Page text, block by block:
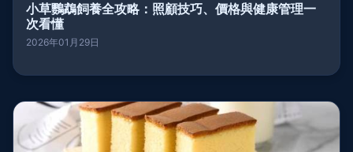
小草鸚鵡飼養全攻略：照顧技巧、價格與健康管理一
次看懂
2026年01月29日